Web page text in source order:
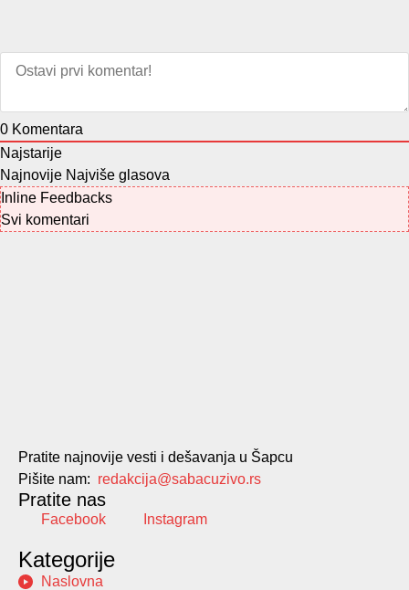
0 Komentara
Najstarije
Najnovije Najviše glasova
Inline Feedbacks
Svi komentari
Pratite najnovije vesti i dešavanja u Šapcu
Pišite nam: redakcija@sabacuzivo.rs
Pratite nas
Facebook Instagram
Kategorije
Naslovna